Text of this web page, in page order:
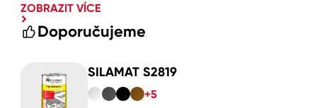
ZOBRAZIT VÍCE
Doporučujeme
SILAMAT S2819
+5